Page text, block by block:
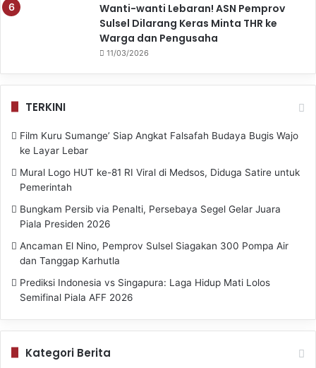
Wanti-wanti Lebaran! ASN Pemprov
Sulsel Dilarang Keras Minta THR ke
Warga dan Pengusaha
11/03/2026
TERKINI
Film Kuru Sumange’ Siap Angkat Falsafah Budaya Bugis Wajo
ke Layar Lebar
Mural Logo HUT ke-81 RI Viral di Medsos, Diduga Satire untuk
Pemerintah
Bungkam Persib via Penalti, Persebaya Segel Gelar Juara
Piala Presiden 2026
Ancaman El Nino, Pemprov Sulsel Siagakan 300 Pompa Air
dan Tanggap Karhutla
Prediksi Indonesia vs Singapura: Laga Hidup Mati Lolos
Semifinal Piala AFF 2026
Kategori Berita